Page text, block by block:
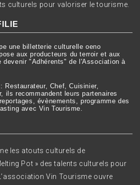
culturels pour valoriser le tourisme.
une billetterie culturelle oeno
aux producteurs du terroir et aux
devenir "Adhérents" de l'Association à
Restaurateur, Chef, Cuisinier,
ils recommandent leurs partenaires
évènements, programme des
avec Vin Tourisme.
les atouts culturels de
Pot » des talents culturels pour
Vin Tourisme ouvre